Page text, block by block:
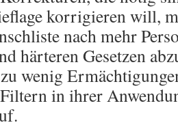
korrigieren will,
nach mehr
härteren Gesetzen
wenig
in ihrer